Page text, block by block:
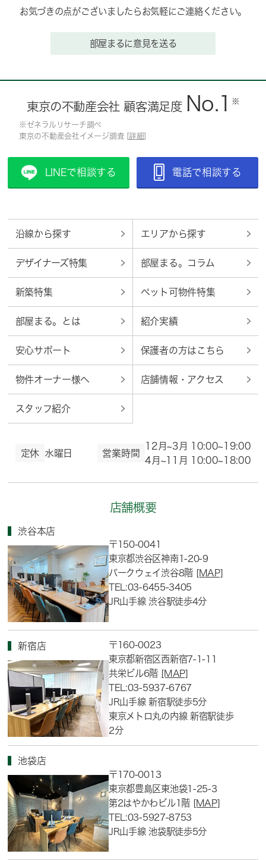
お気づきの点がございましたらお気軽にご連絡ください。
部屋まるに意見を送る
東京の不動産会社 顧客満足度 No.1 ※
※ゼネラルリサーチ調べ
東京の不動産会社イメージ調査 [ 詳細
LINEで相談する 電話で相談する
沿線から探す エリアから探す
デザイナーズ特集 部屋まる。コラム
新築特集 ペット可物件特集
部屋まる。とは 紹介実績
安心サポート 保護者の方はこちら
物件オーナー様へ 店舗情報・アクセス
スタッフ紹介
定休 水曜日 営業時間
12月~3月 10:00~19:00
4月~11月 10:00~18:00
店舗概要
渋谷本店
〒150-0041
東京都渋谷区神南1-20-9
パークウェイ渋谷8階 [MAP]
TEL:03-6455-3405
JR山手線 渋谷駅徒歩4分
新宿店
〒160-0023
東京都新宿区西新宿7-1-11
共栄ビル6階 [MAP]
TEL:03-5937-6767
JR山手線 新宿駅徒歩5分
東京メトロ丸の内線 新宿駅徒歩
2分
池袋店
〒170-0013
東京都豊島区東池袋1-25-3
第2はやかわビル1階 [MAP]
TEL:03-5927-8753
JR山手線 池袋駅徒歩5分